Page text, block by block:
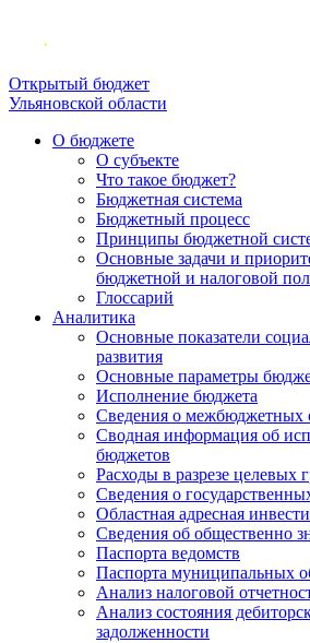
Открытый бюджет
Ульяновской области
О бюджете
О субъекте
Что такое бюджет?
Бюджетная система
Бюджетный процесс
Принципы бюджетной
Основные задачи и
бюджетной и налоговой
Глоссарий
Аналитика
Основные показатели
развития
Основные параметры
Исполнение бюджета
Сведения о межбюджетных
Сводная информация об
бюджетов
Расходы в разрезе целевых
Сведения о
Областная адресная
Сведения об общественно
Паспорта ведомств
Паспорта муниципальных
Анализ налоговой
Анализ состояния
задолженности